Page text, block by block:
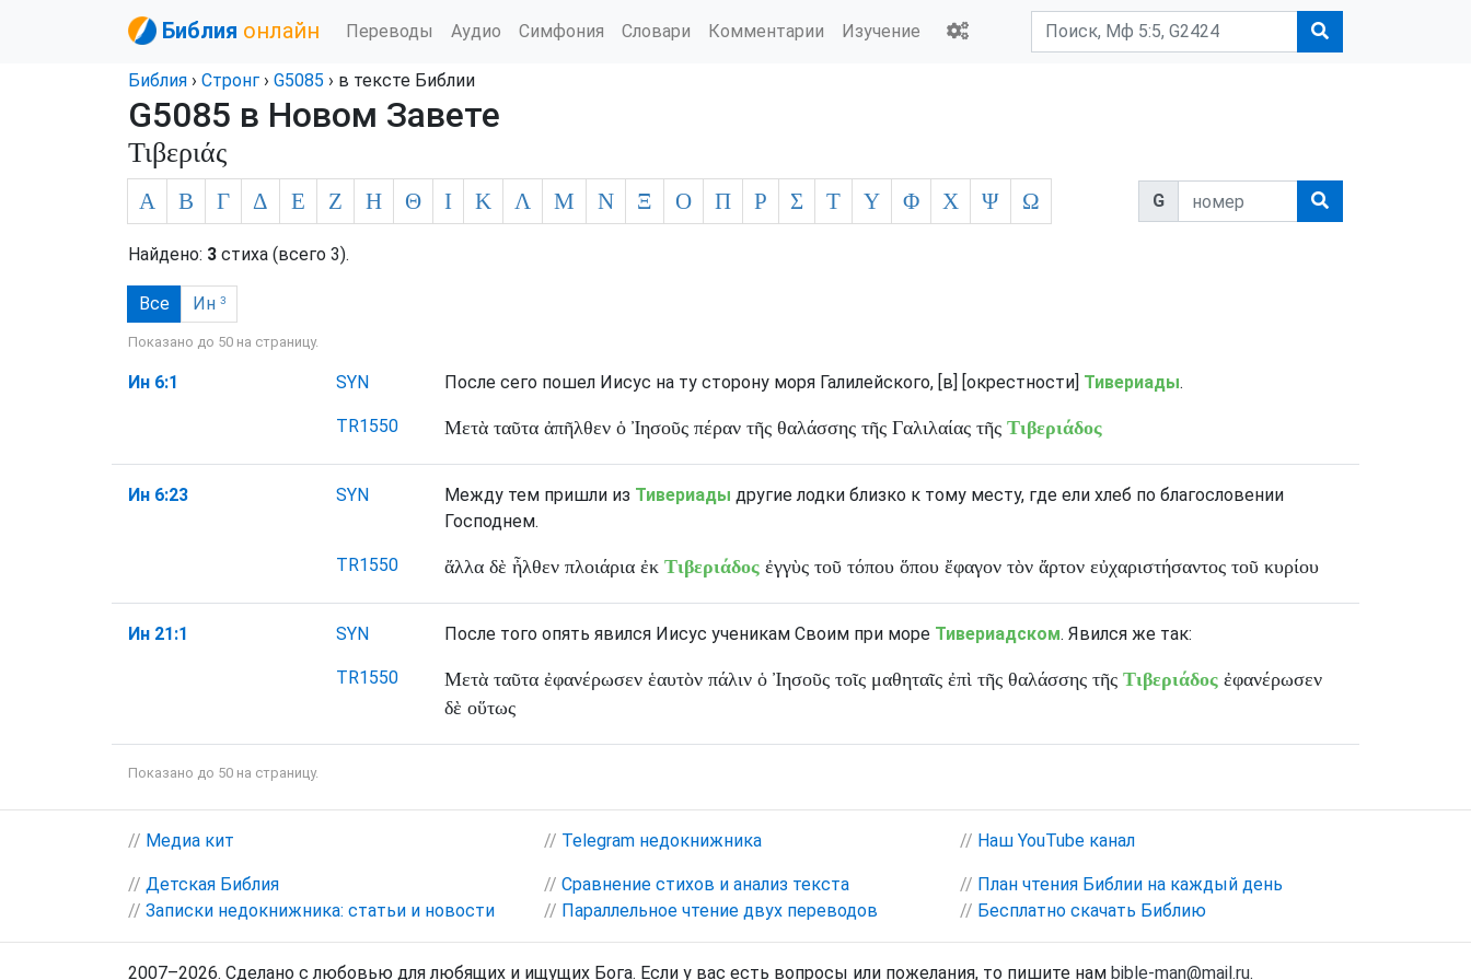
Библия онлайн Переводы Аудио Симфония Словари Комментарии Изучение
Библия › Стронг › G5085 › в тексте Библии
G5085 в Новом Завете
Τιβεριάς
Α Β Γ Δ Ε Ζ Η Θ Ι Κ Λ Μ Ν Ξ Ο Π Ρ Σ Τ Υ Φ Χ Ψ Ω G
Найдено: 3 стиха (всего 3).
Все Ин 3
Показано до 50 на страницу.
Ин 6:1 SYN После сего пошел Иисус на ту сторону моря Галилейского, [в] [окрестности] Тивериады.
TR1550 Μετὰ ταῦτα ἀπῆλθεν ὁ Ἰησοῦς πέραν τῆς θαλάσσης τῆς Γαλιλαίας τῆς Τιβεριάδος
Ин 6:23 SYN Между тем пришли из Тивериады другие лодки близко к тому месту, где ели хлеб по благословении
Господнем.
TR1550 ἄλλα δὲ ἦλθεν πλοιάρια ἐκ Τιβεριάδος ἐγγὺς τοῦ τόπου ὅπου ἔφαγον τὸν ἄρτον εὐχαριστήσαντος τοῦ κυρίου
Ин 21:1 SYN После того опять явился Иисус ученикам Своим при море Тивериадском. Явился же так:
TR1550 Μετὰ ταῦτα ἐφανέρωσεν ἑαυτὸν πάλιν ὁ Ἰησοῦς τοῖς μαθηταῖς ἐπὶ τῆς θαλάσσης τῆς Τιβεριάδος ἐφανέρωσεν
δὲ οὕτως
Показано до 50 на страницу.
// Медиа кит // Telegram недокнижника // Наш YouTube канал
// Детская Библия
// Записки недокнижника: статьи и новости
// Сравнение стихов и анализ текста
// Параллельное чтение двух переводов
// План чтения Библии на каждый день
// Бесплатно скачать Библию
2007–2026. Сделано с любовью для любящих и ищущих Бога. Если у вас есть вопросы или пожелания, то пишите нам bible-man@mail.ru.